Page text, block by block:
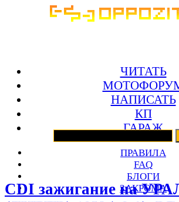
ЧИТАТЬ
НАПИСАТЬ
КП
ГАРАЖ
ПРАВИЛА
FAQ
БЛОГИ
ЗАКРОМА
CDI зажигание на